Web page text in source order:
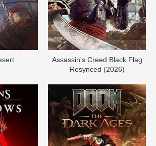
Assassin's Creed Black Flag
Resynced (2026)